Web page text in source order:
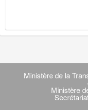
Navigation
transverse
Ministère de la
Ministère